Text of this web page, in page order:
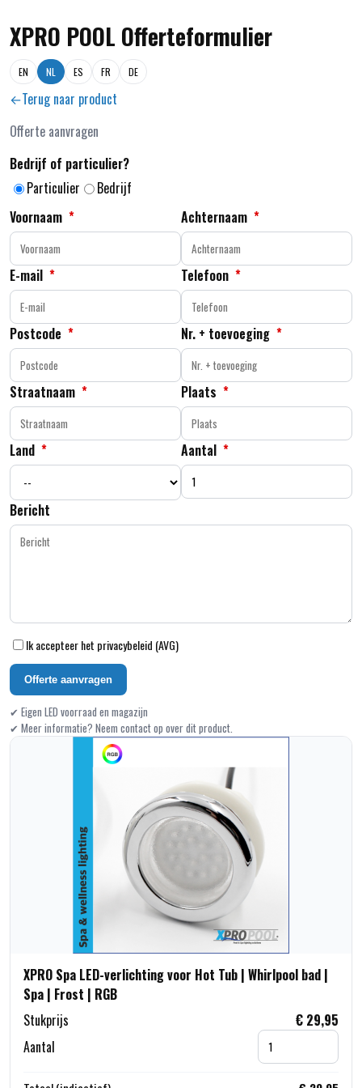
XPRO POOL Offerteformulier
EN NL ES FR DE
Terug naar product
Offerte aanvragen
Bedrijf of particulier?
Particulier
Bedrijf
Voornaam * Achternaam *
E-mail * Telefoon *
Postcode * Nr. + toevoeging *
Straatnaam * Plaats *
Land * Aantal *
Bericht
Ik accepteer het privacybeleid (AVG)
Offerte aanvragen
✔ Eigen LED voorraad en magazijn
✔ Meer informatie? Neem contact op over dit product.
XPRO Spa LED-verlichting voor Hot Tub | Whirlpool bad |
Spa | Frost | RGB
Stukprijs
€ 29,95
Aantal